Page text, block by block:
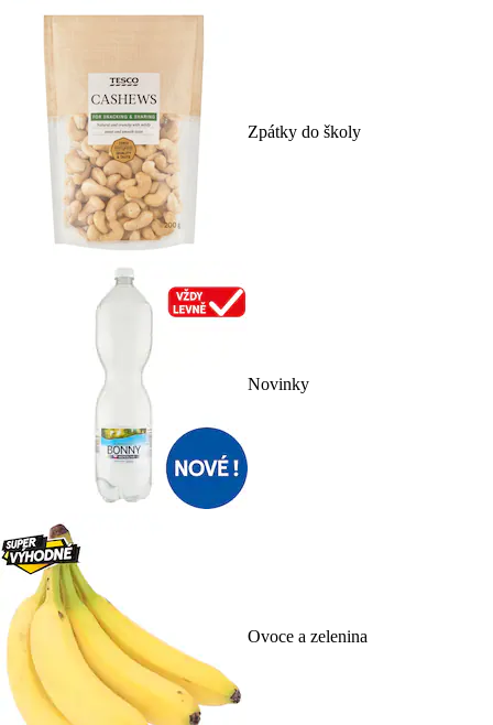
Zpátky do školy
Novinky
Ovoce a zelenina